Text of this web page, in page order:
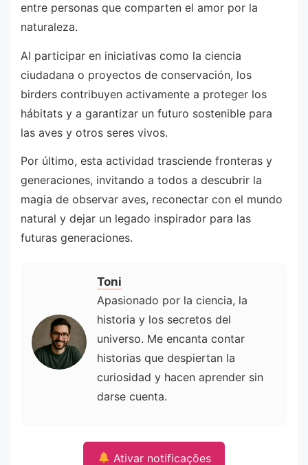
entre personas que comparten el amor por la
naturaleza.
Al participar en iniciativas como la ciencia
ciudadana o proyectos de conservación, los
birders contribuyen activamente a proteger los
hábitats y a garantizar un futuro sostenible para
las aves y otros seres vivos.
Por último, esta actividad trasciende fronteras y
generaciones, invitando a todos a descubrir la
magia de observar aves, reconectar con el mundo
natural y dejar un legado inspirador para las
futuras generaciones.
Toni
Apasionado por la ciencia, la
historia y los secretos del
universo. Me encanta contar
historias que despiertan la
curiosidad y hacen aprender sin
darse cuenta.
Ativar notificações